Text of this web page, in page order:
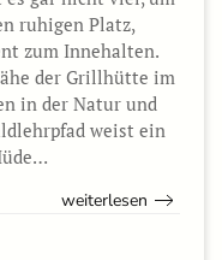
ruhigen Platz,
zum Innehalten.
der Grillhütte im
in der Natur und
weist ein
weiterlesen